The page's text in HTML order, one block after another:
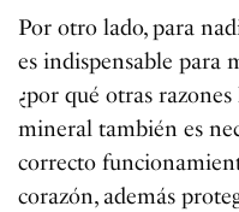
Por otro lado, para
es indispensable para
¿por qué otras razones
mineral también es
correcto
corazón, además